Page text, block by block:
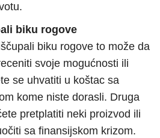
biku rogove
biku rogove to može da
svoje mogućnosti ili
se uhvatiti u koštac sa
kome niste dorasli. Druga
pretplatiti neki proizvod ili
sa finansijskom krizom.